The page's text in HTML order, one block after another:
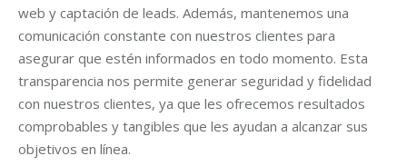
web y captación de leads. Además, mantenemos una
comunicación constante con nuestros clientes para
asegurar que estén informados en todo momento. Esta
transparencia nos permite generar seguridad y fidelidad
con nuestros clientes, ya que les ofrecemos resultados
comprobables y tangibles que les ayudan a alcanzar sus
objetivos en línea.